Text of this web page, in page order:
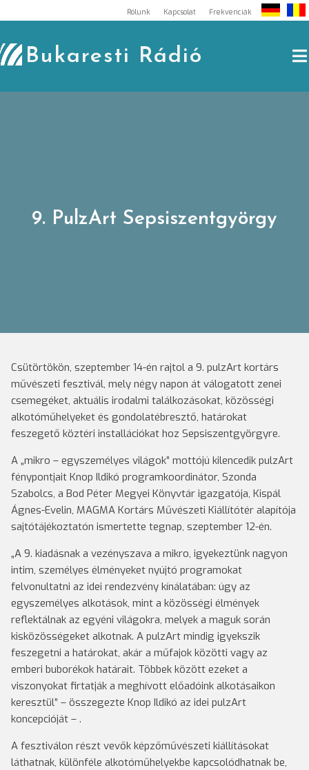
to
content
Rólunk Kapcsolat Frekvenciák
Bukaresti Rádió
9. PulzArt Sepsiszentgyörgy
Csütörtökön, szeptember 14-én rajtol a 9. pulzArt kortárs
művészeti fesztivál, mely négy napon át válogatott zenei
csemegéket, aktuális irodalmi találkozásokat, közösségi
alkotóműhelyeket és gondolatébresztő, határokat
feszegető köztéri installációkat hoz Sepsiszentgyörgyre.
A „mikro – egyszemélyes világok” mottójú kilencedik pulzArt
fénypontjait Knop Ildikó programkoordinátor, Szonda
Szabolcs, a Bod Péter Megyei Könyvtár igazgatója, Kispál
Ágnes-Evelin, MAGMA Kortárs Művészeti Kiállítótér alapítója
sajtótájékoztatón ismertette tegnap, szeptember 12-én.
„A 9. kiadásnak a vezényszava a mikro, igyekeztünk nagyon
intim, személyes élményeket nyújtó programokat
felvonultatni az idei rendezvény kínálatában: úgy az
egyszemélyes alkotások, mint a közösségi élmények
reflektálnak az egyéni világokra, melyek a maguk során
kisközösségeket alkotnak. A pulzArt mindig igyekszik
feszegetni a határokat, akár a műfajok közötti vagy az
emberi buborékok határait. Többek között ezeket a
viszonyokat firtatják a meghívott előadóink alkotásaikon
keresztül” – összegezte Knop Ildikó az idei pulzArt
koncepcióját – .
A fesztiválon részt vevők képzőművészeti kiállításokat
láthatnak, különféle alkotóműhelyekbe kapcsolódhatnak be,